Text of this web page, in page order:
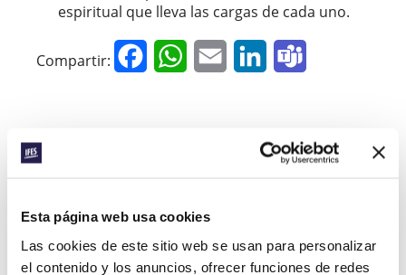
Esta página web usa cookies
Las cookies de este sitio web se usan para personalizar
el contenido y los anuncios, ofrecer funciones de redes
espiritual que lleva las cargas de cada uno.
Compartir: FacebookWhatsApp
Email LinkedIn
Historia siguiente »